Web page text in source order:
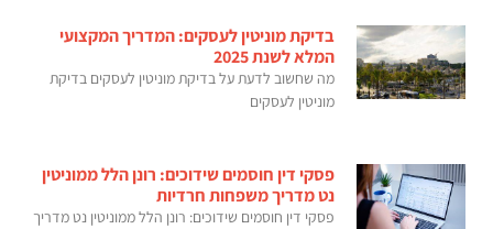
בדיקת מוניטין לעסקים: המדריך המקצועי
המלא לשנת 2025
מה שחשוב לדעת על בדיקת מוניטין לעסקים בדיקת
מוניטין לעסקים
פסקי דין חוסמים שידוכים: רונן הלל ממוניטין
נט מדריך משפחות חרדיות
פסקי דין חוסמים שידוכים: רונן הלל ממוניטין נט מדריך